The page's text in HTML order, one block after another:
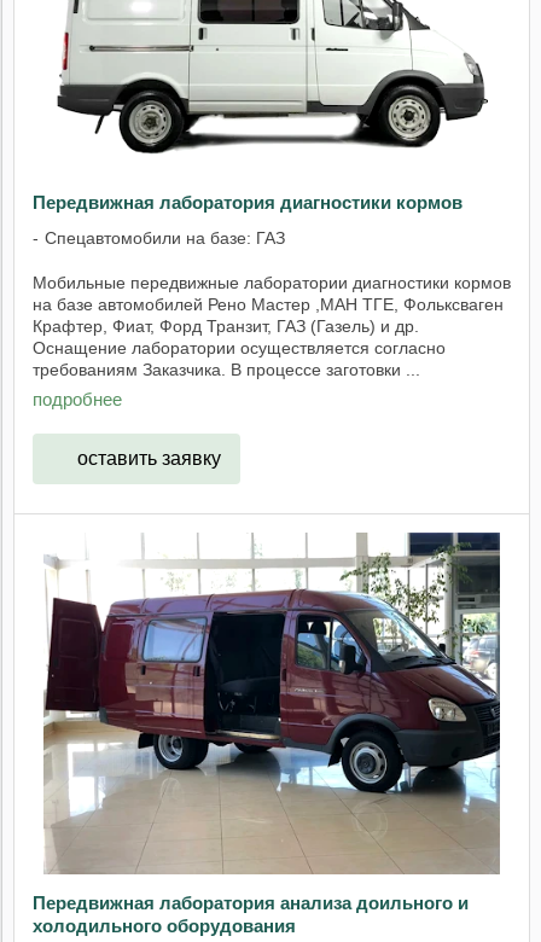
Передвижная лаборатория диагностики кормов
Спецавтомобили на базе: ГАЗ
Мобильные передвижные лаборатории диагностики кормов
на базе автомобилей Рено Мастер ,МАН ТГЕ, Фольксваген
Крафтер, Фиат, Форд Транзит, ГАЗ (Газель) и др.
Оснащение лаборатории осуществляется согласно
требованиям Заказчика. В процессе заготовки ...
подробнее
оставить заявку
Передвижная лаборатория анализа доильного и
холодильного оборудования